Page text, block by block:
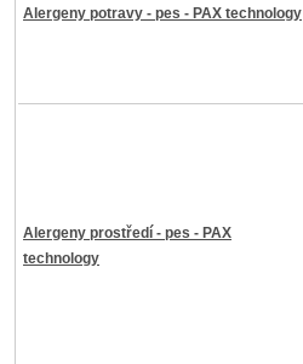
Alergeny potravy - pes - PAX technology
Alergeny prostředí - pes - PAX
technology